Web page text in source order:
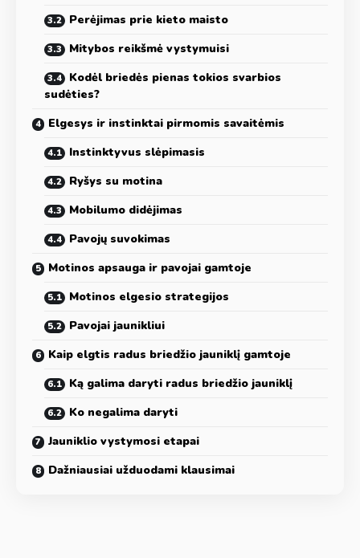
Perėjimas prie kieto maisto
Mitybos reikšmė vystymuisi
Kodėl briedės pienas tokios svarbios
sudėties?
Elgesys ir instinktai pirmomis savaitėmis
Instinktyvus slėpimasis
Ryšys su motina
Mobilumo didėjimas
Pavojų suvokimas
Motinos apsauga ir pavojai gamtoje
Motinos elgesio strategijos
Pavojai jaunikliui
Kaip elgtis radus briedžio jauniklį gamtoje
Ką galima daryti radus briedžio jauniklį
Ko negalima daryti
Jauniklio vystymosi etapai
Dažniausiai užduodami klausimai